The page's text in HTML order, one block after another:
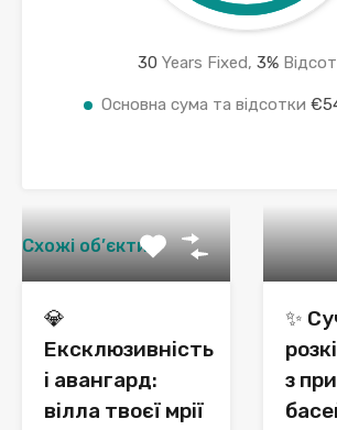
30 Years Fixed, 3%
Основна сума та відсотки
Схожі об’єкти
💎
Ексклюзивність
і авангард:
вілла твоєї мрії
✨
з